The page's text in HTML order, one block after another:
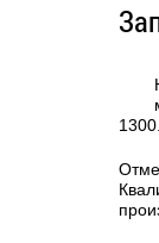
1300.